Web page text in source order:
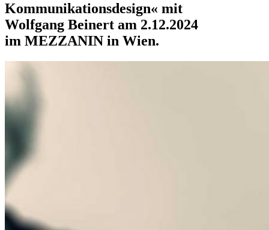
Kommunikationsdesign« mit
Wolfgang Beinert am 2.12.2024
im MEZZANIN in Wien.